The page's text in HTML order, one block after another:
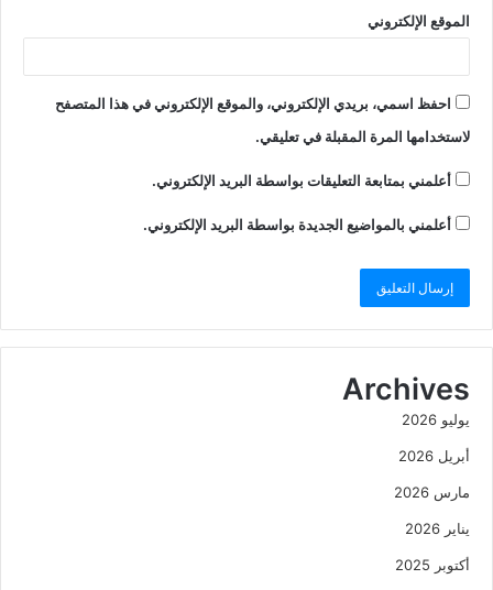
الموقع الإلكتروني
احفظ اسمي، بريدي الإلكتروني، والموقع الإلكتروني في هذا المتصفح
لاستخدامها المرة المقبلة في تعليقي.
أعلمني بمتابعة التعليقات بواسطة البريد الإلكتروني.
أعلمني بالمواضيع الجديدة بواسطة البريد الإلكتروني.
Archives
يوليو 2026
أبريل 2026
مارس 2026
يناير 2026
أكتوبر 2025